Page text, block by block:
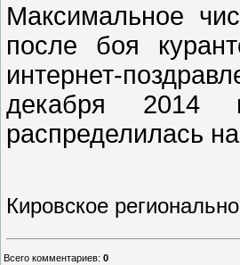
Максимальное
после боя
интернет-
декабря 2014
распределилась
Кировское
Всего комментариев: 0